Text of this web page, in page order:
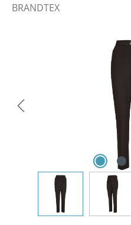
BRANDTEX
Bildergalerie überspringen